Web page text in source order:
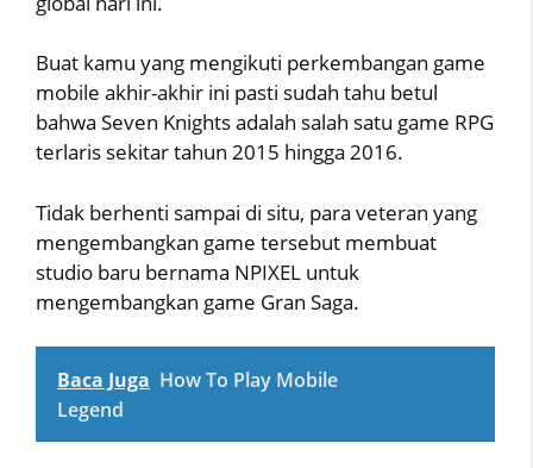
Buat kamu yang mengikuti perkembangan game
mobile akhir-akhir ini pasti sudah tahu betul
bahwa Seven Knights adalah salah satu game RPG
terlaris sekitar tahun 2015 hingga 2016.
Tidak berhenti sampai di situ, para veteran yang
mengembangkan game tersebut membuat
studio baru bernama NPIXEL untuk
mengembangkan game Gran Saga.
Baca Juga How To Play Mobile
Legend